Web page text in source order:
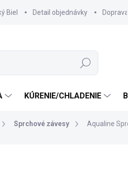
Biel Detail objednávky
Hľadať
KÚRENIE/CHLADENIE
Sprchové závesy Aqualine